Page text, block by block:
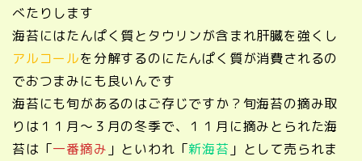
べたりします
海苔にはたんぱく質とタウリンが含まれ肝臓を強くし
アルコールを分解するのにたんぱく質が消費されるの
でおつまみにも良いんです
海苔にも旬があるのはご存じですか？旬海苔の摘み取
りは１１月～３月の冬季で、１１月に摘みとられた海
苔は「一番摘み 」といわれ「新海苔 」として売られま